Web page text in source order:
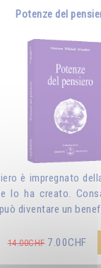
Potenze del
è impregnato
lo ha creato.
diventare un
14.00CHF7.00CHF